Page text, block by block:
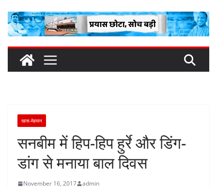
content
खास-मेहमान
सनबीम में हिप-हिप हुर्रे और डिंग-
डांग से मनाया बाल दिवस
November 16, 2017 admin